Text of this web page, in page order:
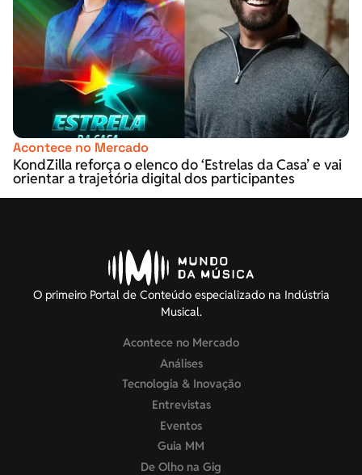
Acontece no Mercado
KondZilla reforça o elenco do ‘Estrelas da Casa’ e vai
orientar a trajetória digital dos participantes
O primeiro Portal de Conteúdo especializado na Indústria
Musical.
Acontece no Mercado
Análises
Tecnologia & Inovação
Entrevistas
Eventos
Guia MM
De Olho na Gig